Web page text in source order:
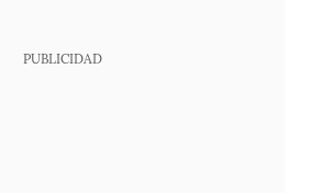
PUBLICIDAD